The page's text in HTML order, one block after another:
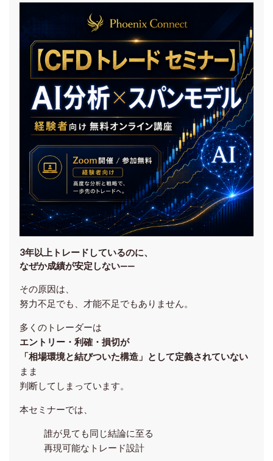
3年以上トレードしているのに、
なぜか成績が安定しない——
その原因は、
努力不足でも、才能不足でもありません。
多くのトレーダーは
エントリー・利確・損切が
「相場環境と結びついた構造」として定義されていない
まま
判断してしまっています。
本セミナーでは、
誰が見ても同じ結論に至る
再現可能なトレード設計